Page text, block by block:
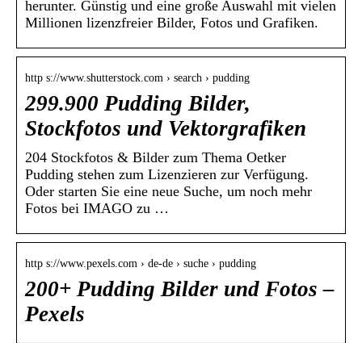
herunter. Günstig und eine große Auswahl mit vielen
Millionen lizenzfreier Bilder, Fotos und Grafiken.
http s://www.shutterstock.com › search › pudding
299.900 Pudding Bilder,
Stockfotos und Vektorgrafiken
204 Stockfotos & Bilder zum Thema Oetker
Pudding stehen zum Lizenzieren zur Verfügung.
Oder starten Sie eine neue Suche, um noch mehr
Fotos bei IMAGO zu …
http s://www.pexels.com › de-de › suche › pudding
200+ Pudding Bilder und Fotos –
Pexels